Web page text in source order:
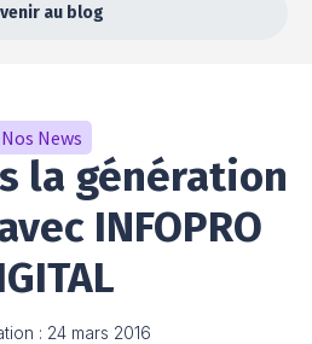
au blog
Nos News
la génération
INFOPRO
: 24 mars 2016